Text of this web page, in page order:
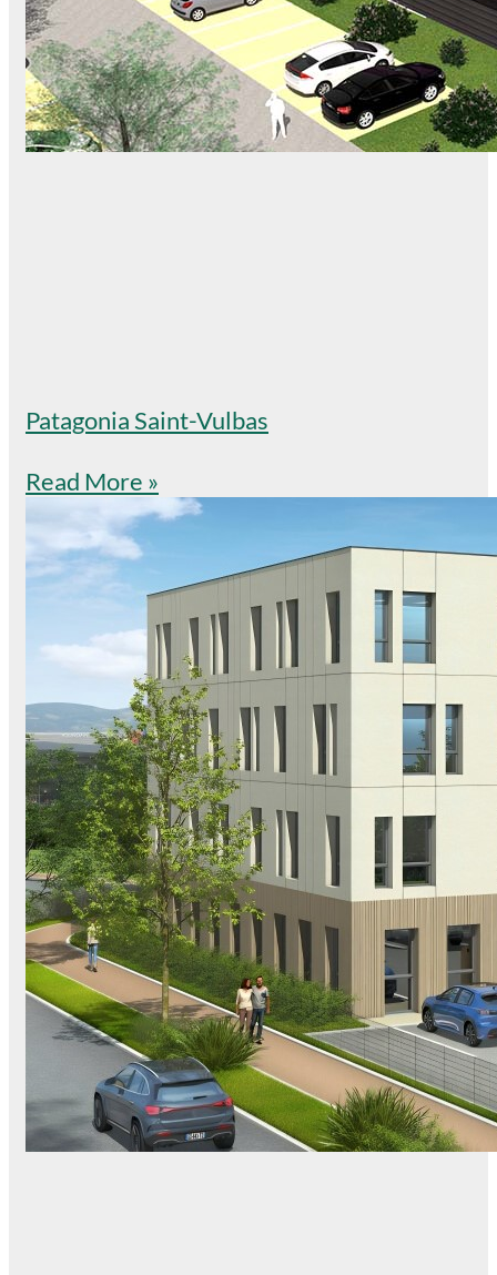
Patagonia Saint-Vulbas
Read More »